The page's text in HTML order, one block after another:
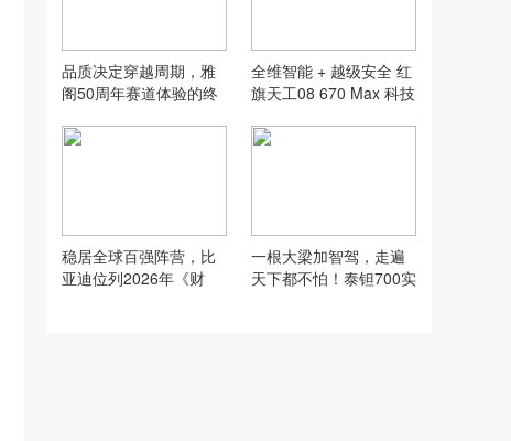
品质决定穿越周期，雅
阁50周年赛道体验的终
全维智能 + 越级安全 红
旗天工08 670 Max 科技
稳居全球百强阵营，比
亚迪位列2026年《财
一根大梁加智驾，走遍
天下都不怕！泰钽700实